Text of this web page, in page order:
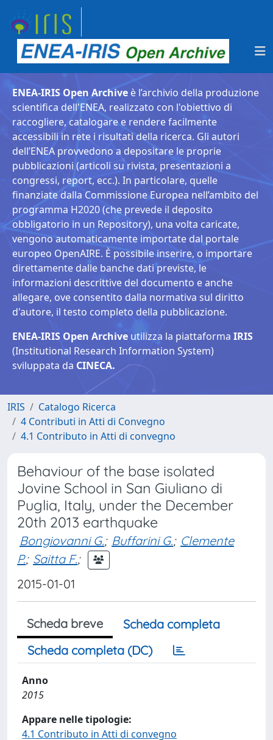
ENEA-IRIS Open Archive è l’archivio della produzione
scientifica dell'ENEA, realizzato con l'obiettivo di
raccogliere, catalogare e rendere facilmente
accessibili in rete i risultati della ricerca. Gli autori
dell’ENEA provvedono a depositare le proprie
pubblicazioni (articoli su rivista, presentazioni a
congressi, report, ecc.). In particolare, quelle
finanziate dalla Commissione Europea nell’ambito del
programma H2020 (che prevede il deposito
obbligatorio in un Repository), una volta caricate,
vengono automaticamente importate dal portale
europeo OpenAIRE. È possibile inserire, o importare
direttamente dalle banche dati previste, le
informazioni descrittive del documento e anche
allegare, ove consentito dalla normativa sul diritto
d'autore, il testo completo della pubblicazione.
ENEA-IRIS Open Archive utilizza la piattaforma IRIS
(Institutional Research Information System)
sviluppata da CINECA.
IRIS
Catalogo Ricerca
4 Contributi in Atti di Convegno
4.1 Contributo in Atti di convegno
Behaviour of the base isolated
Jovine School in San Giuliano di
Puglia, Italy, under the December
20th 2013 earthquake
Bongiovanni G.; Buffarini G.; Clemente
P.; Saitta F.;
2015-01-01
Scheda breve
Scheda completa
Scheda completa (DC)
Anno
2015
Appare nelle tipologie:
4.1 Contributo in Atti di convegno